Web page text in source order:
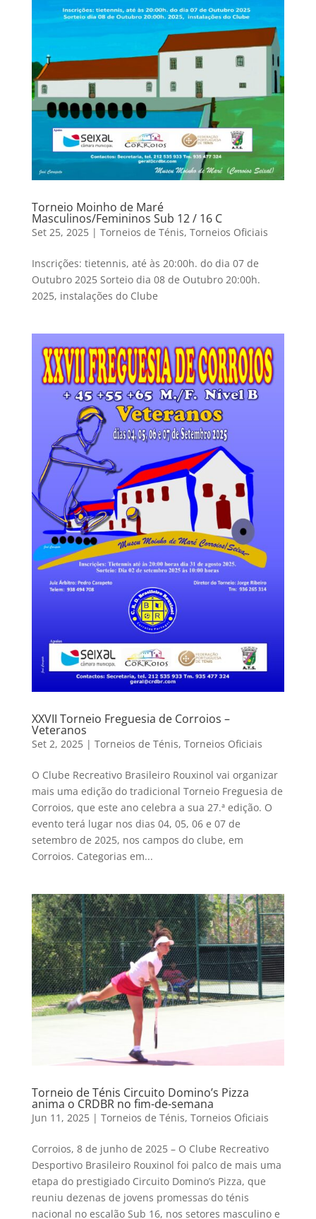
Torneio Moinho de Maré
Masculinos/Femininos Sub 12 / 16 C
Set 25, 2025| Torneios de Ténis, Torneios Oficiais
Inscrições: tietennis, até às 20:00h. do dia 07 de
Outubro 2025 Sorteio dia 08 de Outubro 20:00h.
2025, instalações do Clube
XXVII Torneio Freguesia de Corroios –
Veteranos
Set 2, 2025| Torneios de Ténis, Torneios Oficiais
O Clube Recreativo Brasileiro Rouxinol vai organizar
mais uma edição do tradicional Torneio Freguesia de
Corroios, que este ano celebra a sua 27.ª edição. O
evento terá lugar nos dias 04, 05, 06 e 07 de
setembro de 2025, nos campos do clube, em
Corroios. Categorias em...
Torneio de Ténis Circuito Domino’s Pizza
anima o CRDBR no fim-de-semana
Jun 11, 2025| Torneios de Ténis, Torneios Oficiais
Corroios, 8 de junho de 2025 – O Clube Recreativo
Desportivo Brasileiro Rouxinol foi palco de mais uma
etapa do prestigiado Circuito Domino’s Pizza, que
reuniu dezenas de jovens promessas do ténis
nacional no escalão Sub 16, nos setores masculino e